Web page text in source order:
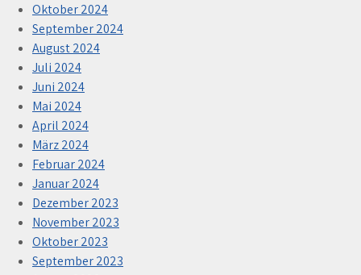
Oktober 2024
September 2024
August 2024
Juli 2024
Juni 2024
Mai 2024
April 2024
März 2024
Februar 2024
Januar 2024
Dezember 2023
November 2023
Oktober 2023
September 2023